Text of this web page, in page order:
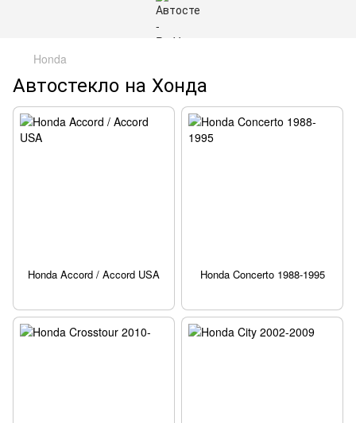
Honda
Автостекло на Хонда
Honda Accord / Accord USA Honda Concerto 1988-1995